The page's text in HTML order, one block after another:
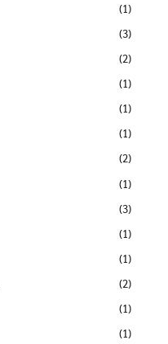
(1)
(3)
(2)
(1)
(1)
(1)
(2)
(1)
(3)
(1)
(1)
(2)
(1)
(1)